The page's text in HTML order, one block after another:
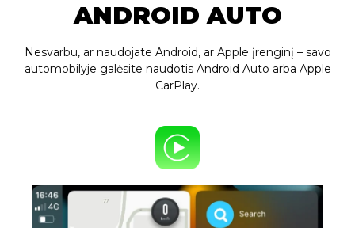
ANDROID AUTO
Nesvarbu, ar naudojate Android, ar Apple įrenginį – savo
automobilyje galėsite naudotis Android Auto arba Apple
CarPlay.